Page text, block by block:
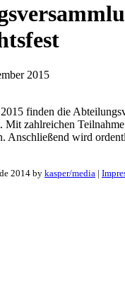
2015
finden die
Mit zahlreichen
Anschließend wird
2014 by kasper/media |